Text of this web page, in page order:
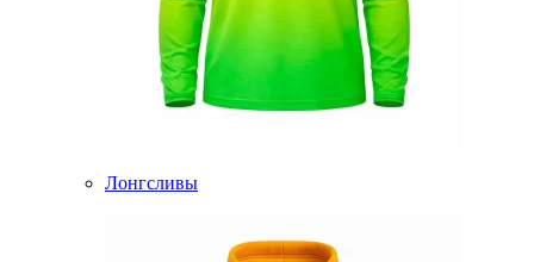
Лонгсливы